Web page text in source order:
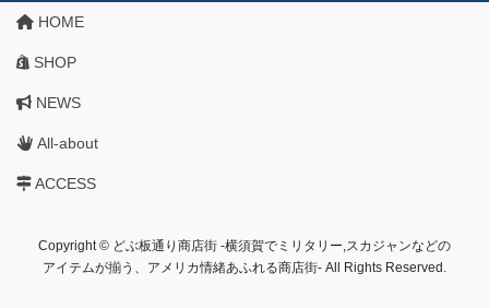
HOME
SHOP
NEWS
All-about
ACCESS
Copyright © どぶ板通り商店街 ‐横須賀でミリタリー,スカジャンなどの
アイテムが揃う、アメリカ情緒あふれる商店街‐ All Rights Reserved.